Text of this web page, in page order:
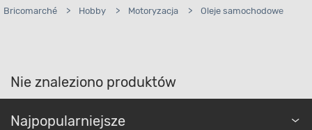
Bricomarché > Hobby > Motoryzacja > Oleje samochodowe
Nie znaleziono produktów
Najpopularniejsze